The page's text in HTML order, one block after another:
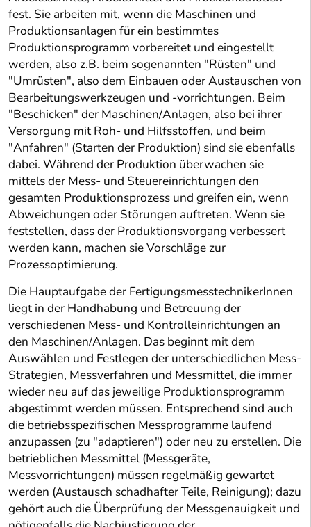
fest. Sie arbeiten mit, wenn die Maschinen und
Produktionsanlagen für ein bestimmtes
Produktionsprogramm vorbereitet und eingestellt
werden, also z.B. beim sogenannten "Rüsten" und
"Umrüsten", also dem Einbauen oder Austauschen von
Bearbeitungswerkzeugen und -vorrichtungen. Beim
"Beschicken" der Maschinen/Anlagen, also bei ihrer
Versorgung mit Roh- und Hilfsstoffen, und beim
"Anfahren" (Starten der Produktion) sind sie ebenfalls
dabei. Während der Produktion überwachen sie
mittels der Mess- und Steuereinrichtungen den
gesamten Produktionsprozess und greifen ein, wenn
Abweichungen oder Störungen auftreten. Wenn sie
feststellen, dass der Produktionsvorgang verbessert
werden kann, machen sie Vorschläge zur
Prozessoptimierung.
Die Hauptaufgabe der FertigungsmesstechnikerInnen
liegt in der Handhabung und Betreuung der
verschiedenen Mess- und Kontrolleinrichtungen an
den Maschinen/Anlagen. Das beginnt mit dem
Auswählen und Festlegen der unterschiedlichen Mess-
Strategien, Messverfahren und Messmittel, die immer
wieder neu auf das jeweilige Produktionsprogramm
abgestimmt werden müssen. Entsprechend sind auch
die betriebsspezifischen Messprogramme laufend
anzupassen (zu "adaptieren") oder neu zu erstellen. Die
betrieblichen Messmittel (Messgeräte,
Messvorrichtungen) müssen regelmäßig gewartet
werden (Austausch schadhafter Teile, Reinigung); dazu
gehört auch die Überprüfung der Messgenauigkeit und